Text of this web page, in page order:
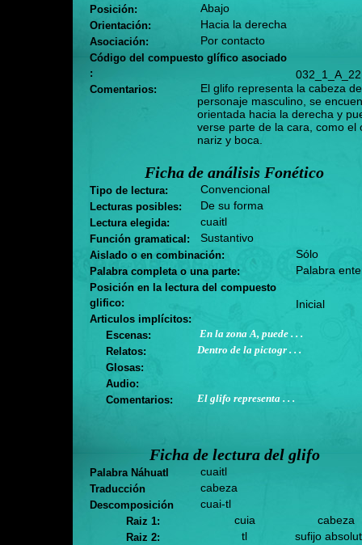
Posición: Abajo
Orientación: Hacia la derecha
Asociación: Por contacto
Código del compuesto glífico asociado
:
032_1_A_22
Comentarios:
El glifo representa la cabeza
personaje masculino, se
orientada hacia la derecha y
verse parte de la cara, como el
nariz y boca.
Ficha de análisis Fonético
Tipo de lectura: Convencional
Lecturas posibles: De su forma
Lectura elegida: cuaitl
Función gramatical: Sustantivo
Aislado o en combinación: Sólo
Palabra completa o una parte: Palabra
Posición en la lectura del compuesto
glifico:
Inicial
Articulos implícitos:
Escenas:
En la zona A, puede . . .
Relatos:
Dentro de la pictogr . . .
Glosas:
Audio:
Comentarios:
El glifo representa . . .
Ficha de lectura del glifo
Palabra Náhuatl cuaitl
Traducción cabeza
Descomposición cuai-tl
Raiz 1: cuia cabeza
Raiz 2: tl sufijo